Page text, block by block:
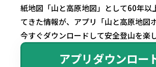
紙地図「山と高原地図」として60年以
てきた情報が、アプリ「山と高原地図
今すぐダウンロードして安全登山を楽
アプリダウンロー